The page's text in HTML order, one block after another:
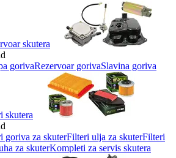
skutera
gorivaRezervoar gorivaSlavina goriva
skutera
goriva za skuterFilteri ulja za skuterFilteri
za skuterKompleti za servis skutera